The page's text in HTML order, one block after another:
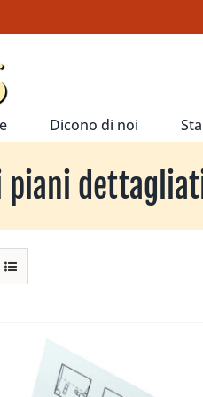
Dicono di noi
piani